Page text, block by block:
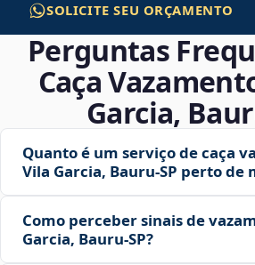
SOLICITE SEU ORÇAMENTO
Perguntas
Caça
Garcia,
Quanto é um serviço de caça
Vila Garcia, Bauru‑SP perto de
Como perceber sinais de
Garcia, Bauru‑SP?